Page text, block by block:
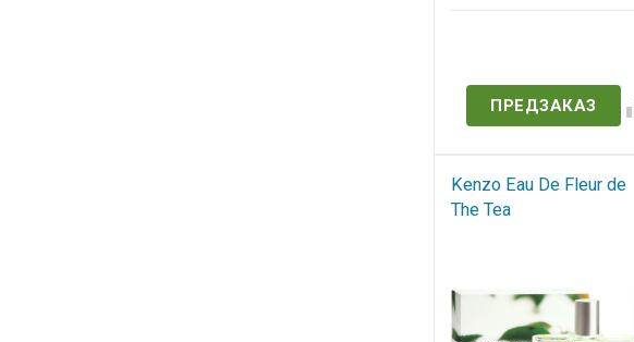
ПРЕДЗАКАЗ
Kenzo Eau De Fleur de
The Tea